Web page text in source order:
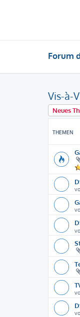
Forum
Vis-à-
Neues
THEMEN